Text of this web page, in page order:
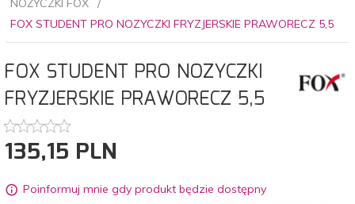
NOŻYCZKI FOX
FOX STUDENT PRO NOZYCZKI FRYZJERSKIE PRAWORECZ 5,5
FOX STUDENT PRO NOZYCZKI
FRYZJERSKIE PRAWORECZ 5,5
135,15 PLN
Poinformuj mnie gdy produkt będzie dostępny